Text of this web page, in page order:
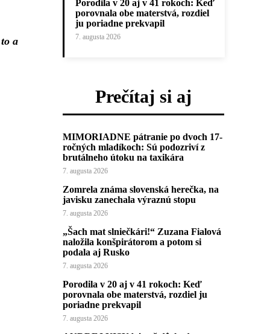
a
Porodila v 20 aj v 41 rokoch: Keď
porovnala obe materstvá, rozdiel
ju poriadne prekvapil
7. augusta 2026
Prečítaj si aj
MIMORIADNE pátranie po dvoch 17-
ročných mladíkoch: Sú podozriví z
brutálneho útoku na taxikára
7. augusta 2026
Zomrela známa slovenská herečka, na
javisku zanechala výraznú stopu
7. augusta 2026
„Šach mat slniečkári!“ Zuzana Fialová
naložila konšpirátorom a potom si
podala aj Rusko
7. augusta 2026
Porodila v 20 aj v 41 rokoch: Keď
porovnala obe materstvá, rozdiel ju
poriadne prekvapil
7. augusta 2026